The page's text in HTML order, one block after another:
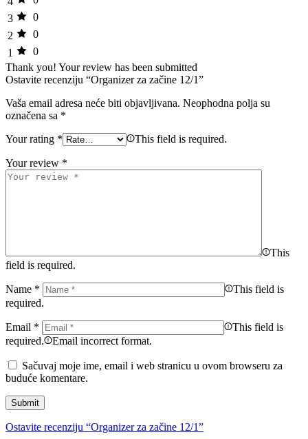
3
0
2
0
1
0
Thank you! Your review has been submitted
Ostavite recenziju “Organizer za začine 12/1”
Vaša email adresa neće biti objavljivana. Neophodna polja su
označena sa *
Your rating * This field is required.
Your review *
This
field is required.
Name *
This field is
required.
Email *
This field is
required.
Email incorrect format.
Sačuvaj moje ime, email i web stranicu u ovom browseru za
buduće komentare.
Ostavite recenziju “Organizer za začine 12/1”